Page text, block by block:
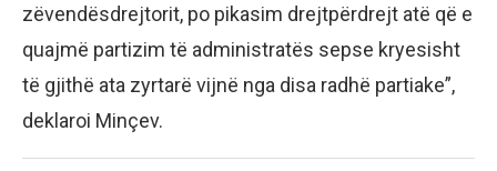
zëvendësdrejtorit, po pikasim drejtpërdrejt atë që e
quajmë partizim të administratës sepse kryesisht
të gjithë ata zyrtarë vijnë nga disa radhë partiake”,
deklaroi Minçev.